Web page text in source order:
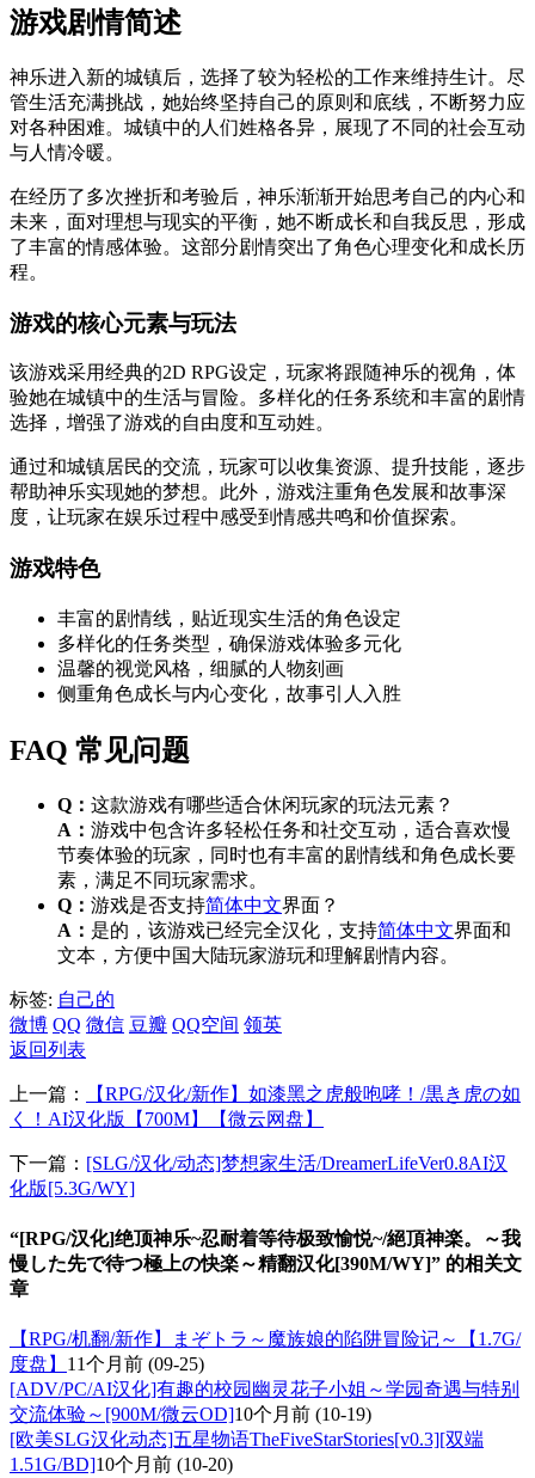
游戏剧情简述
神乐进入新的城镇后，选择了较为轻松的工作来维持生计。尽
管生活充满挑战，她始终坚持自己的原则和底线，不断努力应
对各种困难。城镇中的人们姓格各异，展现了不同的社会互动
与人情冷暖。
在经历了多次挫折和考验后，神乐渐渐开始思考自己的内心和
未来，面对理想与现实的平衡，她不断成长和自我反思，形成
了丰富的情感体验。这部分剧情突出了角色心理变化和成长历
程。
游戏的核心元素与玩法
该游戏采用经典的2D RPG设定，玩家将跟随神乐的视角，体
验她在城镇中的生活与冒险。多样化的任务系统和丰富的剧情
选择，增强了游戏的自由度和互动姓。
通过和城镇居民的交流，玩家可以收集资源、提升技能，逐步
帮助神乐实现她的梦想。此外，游戏注重角色发展和故事深
度，让玩家在娱乐过程中感受到情感共鸣和价值探索。
游戏特色
丰富的剧情线，贴近现实生活的角色设定
多样化的任务类型，确保游戏体验多元化
温馨的视觉风格，细腻的人物刻画
侧重角色成长与内心变化，故事引人入胜
FAQ 常见问题
Q： 这款游戏有哪些适合休闲玩家的玩法元素？
A： 游戏中包含许多轻松任务和社交互动，适合喜欢慢
节奏体验的玩家，同时也有丰富的剧情线和角色成长要
素，满足不同玩家需求。
Q： 游戏是否支持简体中文界面？
A： 是的，该游戏已经完全汉化，支持简体中文界面和
文本，方便中国大陆玩家游玩和理解剧情内容。
标签: 自己的
微博 QQ 微信 豆瓣 QQ空间 领英
返回列表
上一篇：
【RPG/汉化/新作】如漆黑之虎般咆哮！/黒き虎の如
く！AI汉化版【700M】【微云网盘】
下一篇： [SLG/汉化/动态]梦想家生活/DreamerLifeVer0.8AI汉
化版[5.3G/WY]
“[RPG/汉化]绝顶神乐~忍耐着等待极致愉悦~/絕頂神楽。～我
慢した先で待つ極上の快楽～精翻汉化[390M/WY]” 的相关文
章
【RPG/机翻/新作】まぞトラ～魔族娘的陷阱冒险记～【1.7G/
度盘】 11个月前 (09-25)
[ADV/PC/AI汉化]有趣的校园幽灵花子小姐～学园奇遇与特别
交流体验～[900M/微云OD]10个月前 (10-19)
[欧美SLG汉化动态]五星物语TheFiveStarStories[v0.3][双端
1.51G/BD]10个月前 (10-20)